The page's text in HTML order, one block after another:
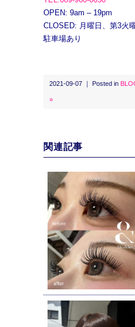
OPEN: 9am – 19pm
CLOSED: 月曜日、第3火
駐車場あり
2021-09-07 ｜ Posted in
»
関連記事